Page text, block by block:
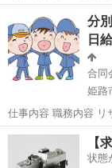
術に専念できる美容
事だけに集中できる
客様一人ひとりと向
アルバイト・パート
分
日
合同
姫路
仕事内容 職務内容 リ
クなど）の 選別や仕分け作業
お仕事で 危険なことはありません！ 未
に覚えられるシンプ
兵庫 姫路市
【
状態